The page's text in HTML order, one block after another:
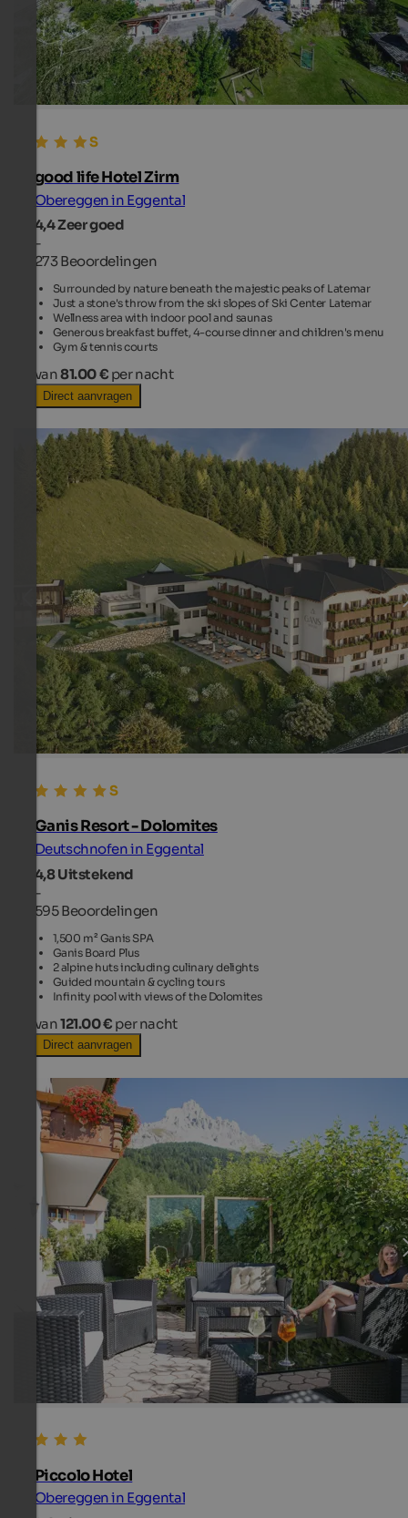
good life Hotel Zirm
Obereggen in Eggental
4,4Zeer goed
-
273 Beoordelingen
Surrounded by nature beneath the majestic peaks of Latemar
Just a stone's throw from the ski slopes of Ski Center Latemar
Wellness area with indoor pool and saunas
Generous breakfast buffet, 4-course dinner and children's menu
Gym & tennis courts
van81.00 € per nacht
Direct aanvragen
Ganis Resort - Dolomites
Deutschnofen in Eggental
4,8Uitstekend
-
595 Beoordelingen
1,500 m² Ganis SPA
Ganis Board Plus
2 alpine huts including culinary delights
Guided mountain & cycling tours
Infinity pool with views of the Dolomites
van121.00 € per nacht
Direct aanvragen
Piccolo Hotel
Obereggen in Eggental